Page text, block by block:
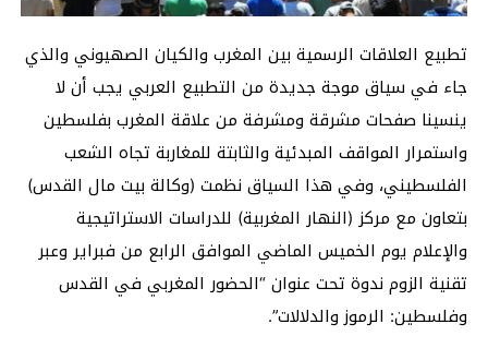
تطبيع العلاقات الرسمية بين المغرب والكيان الصهيوني والذي
جاء في سياق موجة جديدة من التطبيع العربي يجب أن لا
ينسينا صفحات مشرقة ومشرفة من علاقة المغرب بفلسطين
واستمرار المواقف المبدئية والثابتة للمغاربة تجاه الشعب
الفلسطيني، وفي هذا السياق نظمت (وكالة بيت مال القدس)
بتعاون مع مركز (النهار المغربية) للدراسات الاستراتيجية
والإعلام يوم الخميس الماضي الموافق الرابع من فبراير وعبر
تقنية الزوم ندوة تحت عنوان “الحضور المغربي في القدس
وفلسطين: الرموز والدلالات”.